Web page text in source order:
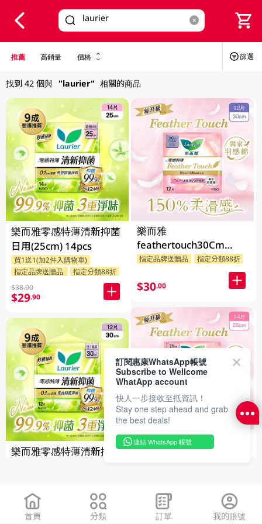
推薦 高銷量 價格 篩選
找到 42 個與 "laurier" 相關的商品
樂而雅零感特薄清新抑菌
日用(25cm) 14pcs
買1送1(加2件入購物車)
指定品牌送贈品
指定分類88折
$38.90
$29.90
樂而雅零感特薄清新抑菌
指定品牌送贈品
指定分類88折
$38.90
$29.90
樂而雅
feathertouch30Cm
12PC
指定品牌送贈品 指定分類88折
$30.00
樂而雅
feathertouch25Cm
$30.00
首頁 分類 訂單 我的賬號
訂閱惠康WhatsApp帳號
Subscribe to Wellcome
WhatApp account
快人一步接收至抵資訊！
Stay one step ahead and grab
the best deals!
連結 WhatsApp 帳號